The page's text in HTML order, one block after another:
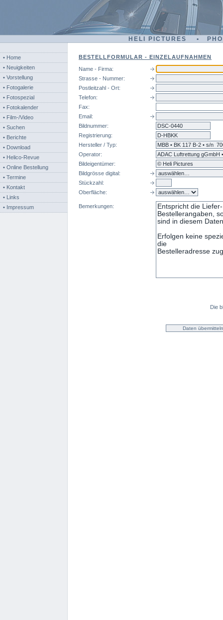
HELI PICTURES •
• Home
• Neuigkeiten
• Vorstellung
• Fotogalerie
• Fotospezial
• Fotokalender
• Film-/Video
• Suchen
• Berichte
• Download
• Helico-Revue
• Online Bestellung
• Termine
• Kontakt
• Links
• Impressum
BESTELLFORMULAR - EINZELAUFNAHMEN
Name - Firma:
Strasse - Nummer:
Postleitzahl - Ort:
Telefon:
Fax:
Email:
Bildnummer:
Registrierung:
Hersteller / Typ:
Operator:
Bildeigentümer:
Bildgrösse digital:
Stückzahl:
Oberfläche:
Bemerkungen:
Die